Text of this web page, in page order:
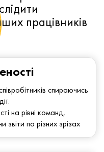
спираючись
на рівні команд,
звіти по різних зрізах
працівників